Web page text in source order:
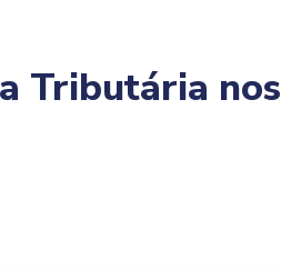
Tributária nos